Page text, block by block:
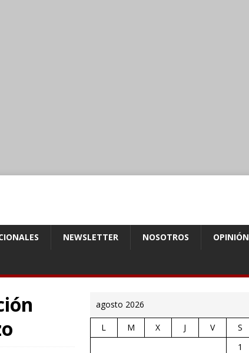
NEWSLETTER NOSOTROS OPINIÓN
agosto 2026
L M X J V S
1